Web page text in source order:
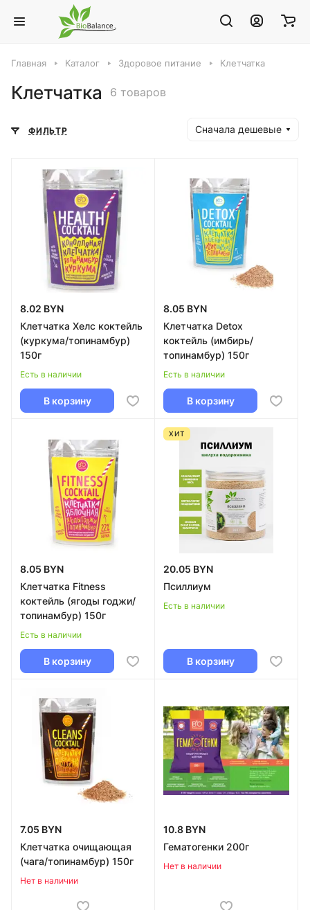
Главная Каталог Здоровое питание Клетчатка
Клетчатка 6 товаров
ФИЛЬТР Сначала дешевые
8.02 BYN
Клетчатка Хелс коктейль
(куркума/топинамбур)
150г
Есть в наличии
В корзину
8.05 BYN
Клетчатка Detox
коктейль (имбирь/
топинамбур) 150г
Есть в наличии
В корзину
8.05 BYN
Клетчатка Fitness
коктейль (ягоды годжи/
топинамбур) 150г
Есть в наличии
В корзину
ХИТ
20.05 BYN
Псиллиум
Есть в наличии
В корзину
7.05 BYN
Клетчатка очищающая
(чага/топинамбур) 150г
Нет в наличии
10.8 BYN
Гематогенки 200г
Нет в наличии